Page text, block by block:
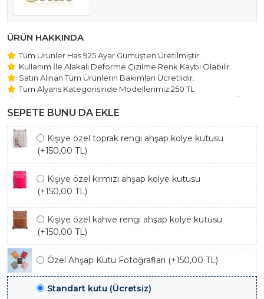
ÜRÜN HAKKINDA
Tüm Ürünler Has 925 Ayar Gümüşten Üretilmiştir.
Kullanım İle Alakalı Deforme Çizilme Renk Kaybı Olabilir.
Satın Alınan Tüm Ürünlerin Bakımları Ücretlidir.
Tüm Alyans Kategorisinde Modellerimiz 250 TL
Beştaş Tektaş Kolye ve Bileklik Modellerimiz 150 TL Sabit Ücret
ile Hareket Edilmektedir.
SEPETE BUNU DA EKLE
Kişiye özel toprak rengi ahşap kolye kutusu
(+150,00 TL)
Kişiye özel kırmızı ahşap kolye kutusu
(+150,00 TL)
Kişiye özel kahve rengi ahşap kolye kutusu
(+150,00 TL)
Özel Ahşap Kutu Fotoğrafları (+150,00 TL)
Standart kutu (Ücretsiz)